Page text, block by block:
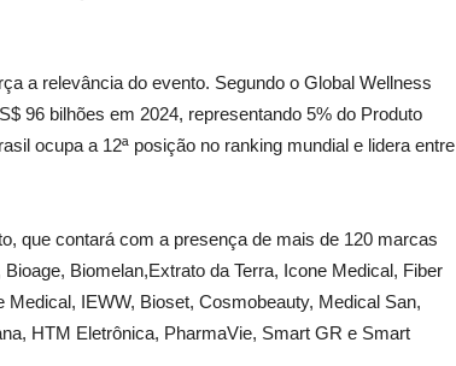
a relevância do evento. Segundo o Global Wellness
96 bilhões em 2024, representando 5% do Produto
ocupa a 12ª posição no ranking mundial e lidera entre
que contará com a presença de mais de 120 marcas
Biomelan,Extrato da Terra, Icone Medical, Fiber
IEWW, Bioset, Cosmobeauty, Medical San,
HTM Eletrônica, PharmaVie, Smart GR e Smart